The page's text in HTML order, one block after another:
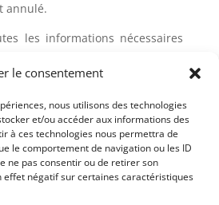
le consentement
nous utilisons des technologies
et/ou accéder aux informations des
à ces technologies nous permettra de
le comportement de navigation ou les ID
ne pas consentir ou de retirer son
effet négatif sur certaines caractéristiques
annulé.
les informations nécessaires
nombre de jeunes et
départementaux, une autre
uniquement les poussins 1 et
10 novembre.